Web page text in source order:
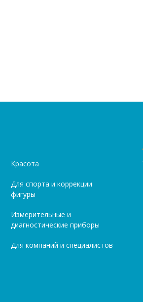
Красота
Для спорта и коррекции
фигуры
Измерительные и
диагностические приборы
Для компаний и специалистов